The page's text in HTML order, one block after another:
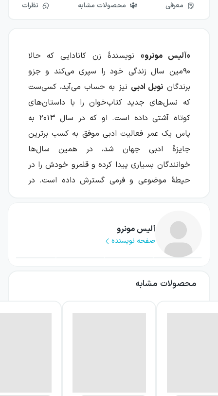
معرفی محصولات مشابه نظرات
«آلیس مونرو» نویسندهٔ زن کانادایی که حالا
۹۰مین سال زندگی خود را سپری می‌کند و جزو
برندگان نوبل ادبی نیز به حساب می‌آید، کسی‌ست
که نسل‌های جدید کتاب‌خوان را با داستان‌های
کوتاه آشتی داده است. او که در سال ۲۰۱۳ به
پاس یک عمر فعالیت ادبی موفق به کسب برترین
جایزهٔ ادبی جهان شد، در همین سال‌ها
خوانندگان بسیاری پیدا کرده و قلمرو خودش را در
حیطهٔ موضوعی و فرمی گسترش داده است. در
نظردهی دربارهٔ این اثر مجاب کرده، در نگاه اول
ساده‌ترین داستانی‌ست که می‌شود برای کسی
تعریف کرد. احتمالاً بسیاری از خوانندگان وقتی به
از آن‌هایی بوده که سال‌ها نسل‌به‌نسل چرخیده و
آلیس مونرو
صفحه نویسنده
محصولات مشابه